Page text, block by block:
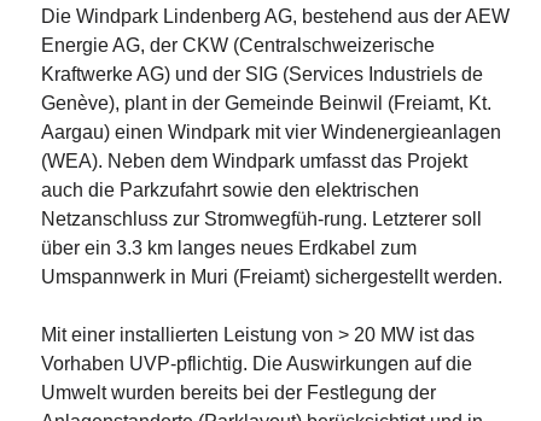
Die Windpark Lindenberg AG, bestehend aus der AEW
Energie AG, der CKW (Centralschweizerische
Kraftwerke AG) und der SIG (Services Industriels de
Genève), plant in der Gemeinde Beinwil (Freiamt, Kt.
Aargau) einen Windpark mit vier Windenergieanlagen
(WEA). Neben dem Windpark umfasst das Projekt
auch die Parkzufahrt sowie den elektrischen
Netzanschluss zur Stromwegfüh-rung. Letzterer soll
über ein 3.3 km langes neues Erdkabel zum
Umspannwerk in Muri (Freiamt) sichergestellt werden.
Mit einer installierten Leistung von > 20 MW ist das
Vorhaben UVP-pflichtig. Die Auswirkungen auf die
Umwelt wurden bereits bei der Festlegung der